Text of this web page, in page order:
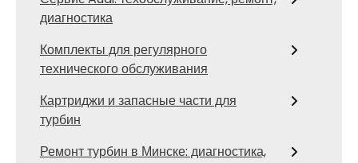
диагностика
Комплекты для регулярного
технического обслуживания
Картриджи и запасные части для
турбин
Ремонт турбин в Минске: диагностика,